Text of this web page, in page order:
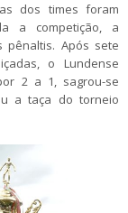
dos times foram
a competição, a
Após sete
o Lundense
2 a 1, sagrou-se
a taça do torneio